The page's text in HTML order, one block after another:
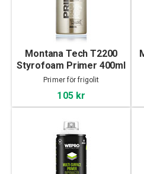
Montana Tech T2200
Styrofoam Primer 400ml
Primer för frigolit
105 kr